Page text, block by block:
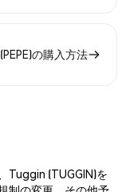
の購入方法
Tuggin (TUGGIN)を